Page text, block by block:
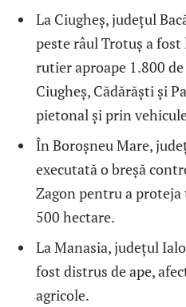
La Ciugheș, județul
peste râul Trotuș a
rutier aproape 1.800
Ciugheș, Cădărăști și
pietonal și prin
În Boroșneu Mare,
executată o breșă
Zagon pentru a
500 hectare.
La Manasia, județul
fost distrus de ape,
agricole.